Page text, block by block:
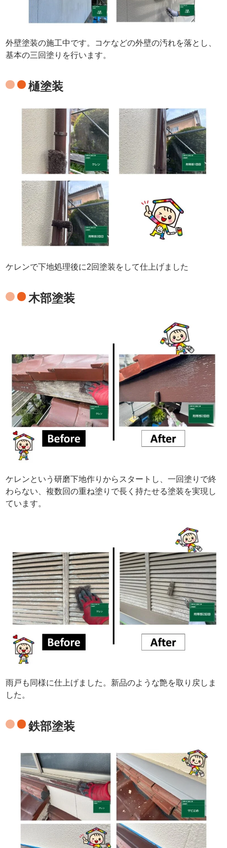
外壁塗装の施工中です。コケなどの外壁の汚れを落とし、
基本の三回塗りを行います。
樋塗装
ケレンで下地処理後に2回塗装をして仕上げました
木部塗装
ケレンという研磨下地作りからスタートし、一回塗りで終
わらない、複数回の重ね塗りで長く持たせる塗装を実現し
ています。
雨戸も同様に仕上げました。新品のような艶を取り戻しま
した。
鉄部塗装